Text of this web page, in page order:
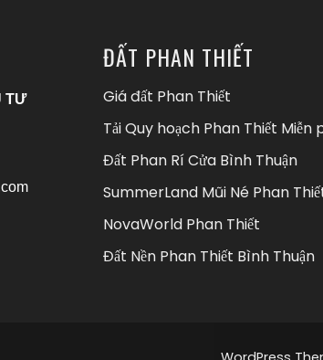
TƯ
ĐẤT PHAN THIẾT
Giá đất Phan Thiết
Tải Quy hoạch Phan Thiết Miễn
Đất Phan Rí Cửa Bình Thuận
SummerLand Mũi Né Phan
NovaWorld Phan Thiết
Đất Nền Phan Thiết Bình Thuận